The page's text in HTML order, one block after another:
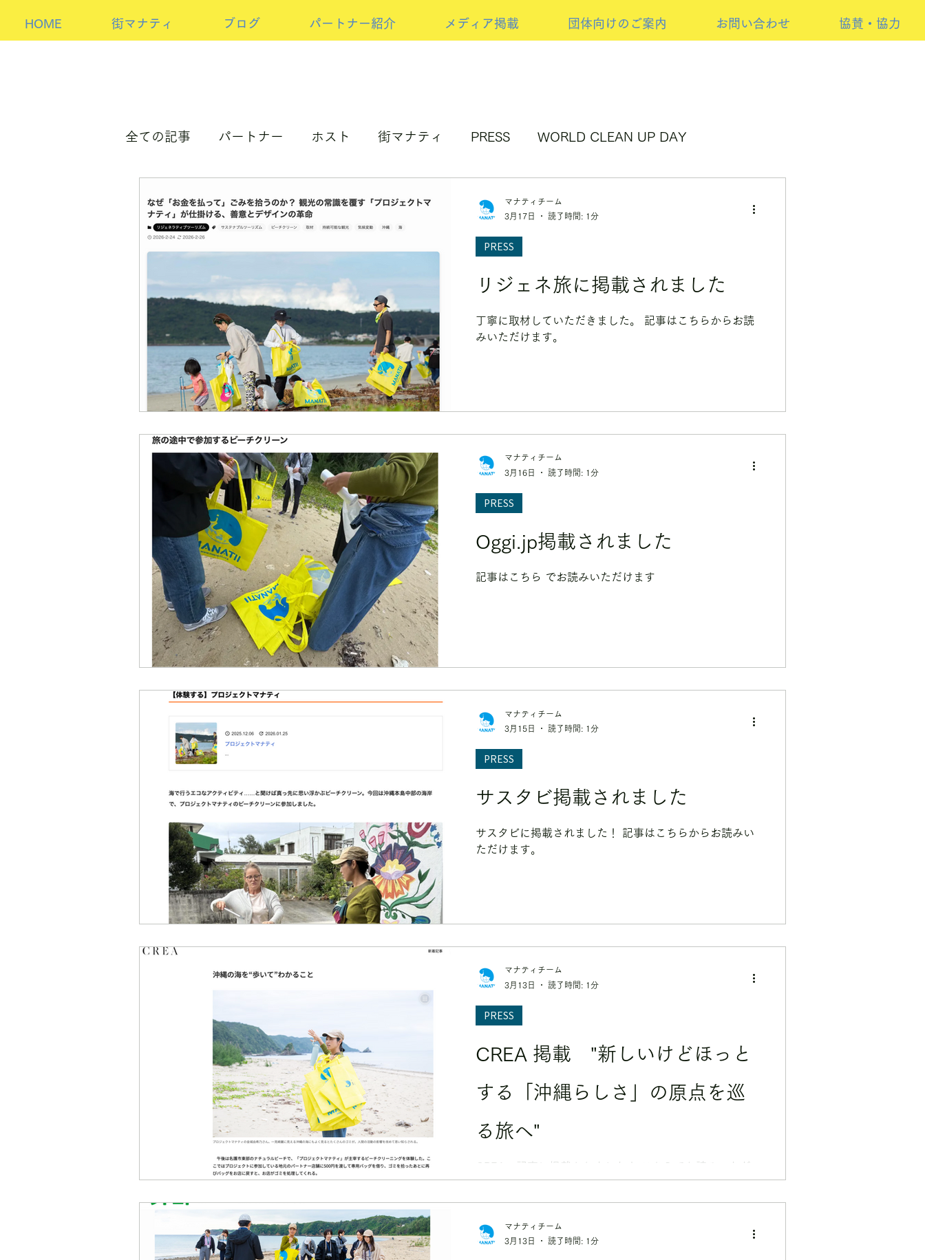
HOME 街マナティ ブログ パートナー紹介 メディア掲載 団体向けのご案内 お問い合わせ 協賛・協力
全ての記事 パートナー ホスト 街マナティ PRESS WORLD CLEAN UP DAY
リジェネ旅に掲載されました
丁寧に取材していただきました。 記事はこちらからお読
みいただけます。
PRESS
マナティチーム
3月17日
読了時間: 1分
Oggi.jp掲載されました
記事はこちら でお読みいただけます
PRESS
マナティチーム
3月16日
読了時間: 1分
サスタビ掲載されました
サスタビに掲載されました！ 記事はこちらからお読みい
ただけます。
PRESS
マナティチーム
3月15日
読了時間: 1分
CREA 掲載 "新しいけどほっと
する「沖縄らしさ」の原点を巡
る旅へ"
CREA 記事に掲載されました！ こちらでお読みいただ
けます^^ → CLICK
PRESS
マナティチーム
3月13日
読了時間: 1分
マナティチーム
3月13日
読了時間: 1分